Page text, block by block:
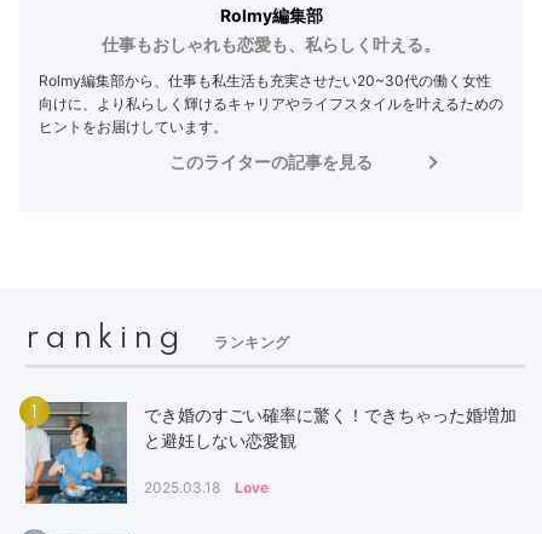
Rolmy編集部
仕事もおしゃれも恋愛も、私らしく叶える。
Rolmy編集部から、仕事も私生活も充実させたい20~30代の働く女性
向けに、より私らしく輝けるキャリアやライフスタイルを叶えるための
ヒントをお届けしています。
このライターの記事を見る
ranking ランキング
でき婚のすごい確率に驚く！できちゃった婚増加
と避妊しない恋愛観
2025.03.18 Love